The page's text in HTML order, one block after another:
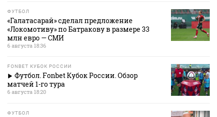
ФУТБОЛ
«Галатасарай» сделал предложение
«Локомотиву» по Батракову в размере 33
млн евро — СМИ
6 августа 18:36
FONBET КУБОК РОССИИ
Футбол. Fonbet Кубок России. Обзор
матчей 1-го тура
6 августа 18:20
ФУТБОЛ